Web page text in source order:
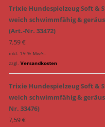
Trixie Hundespielzeug Soft &
weich schwimmfähig &
(Art.-Nr. 33472)
7,59€
inkl. 19 % MwSt.
zzgl. Versandkosten
Trixie Hundespielzeug Soft &
weich schwimmfähig &
Nr. 33476)
7,59€